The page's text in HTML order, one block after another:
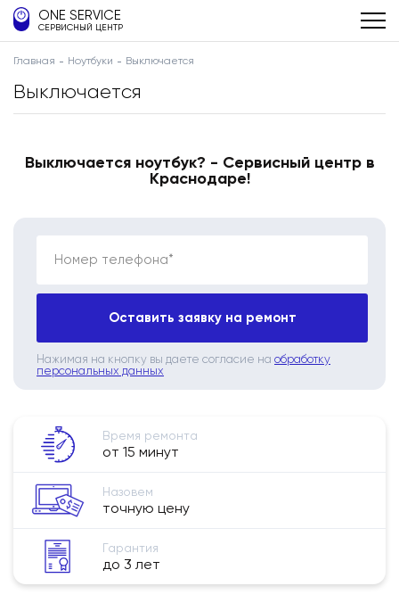
ONE SERVICE
СЕРВИСНЫЙ ЦЕНТР
Главная Ноутбуки Выключается
Выключается
Выключается ноутбук? - Сервисный центр в
Краснодаре!
Номер телефона*
Оставить заявку на ремонт
Нажимая на кнопку вы даете согласие на обработку
персональных данных
Время ремонта
от 15 минут
Назовем
точную цену
Гарантия
до 3 лет